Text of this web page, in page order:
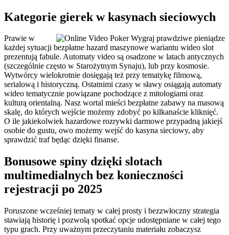
Kategorie gierek w kasynach sieciowych
Prawie w
każdej sytuacji bezpłatne hazard maszynowe wariantu wideo slot
prezentują fabule. Automaty video są osadzone w latach antycznych
(szczególnie często w Starożytnym Synaju), lub przy kosmosie.
Wytwórcy wielokrotnie dosięgają też przy tematykę filmową,
serialową i historyczną. Ostatnimi czasy w sławy osiągają automaty
wideo tematycznie powiązane pochodzące z mitologiami oraz
kulturą orientalną. Nasz wortal mieści bezpłatne zabawy na masową
skalę, do których wejście możemy zdobyć po kilkanaście kliknięć.
O ile jakiekolwiek hazardowe rozrywki darmowe przypadną jakiejś
osobie do gustu, owo możemy wejść do kasyna sieciowy, aby
sprawdzić traf będąc dzięki finanse.
Bonusowe spiny dzięki slotach
multimedialnych bez konieczności
rejestracji po 2025
Poruszone wcześniej tematy w całej prosty i bezzwłoczny strategia
stawiają historię i pozwolą spotkać opcje udostępniane w całej tego
typu grach. Przy uważnym przeczytaniu materiału zobaczysz